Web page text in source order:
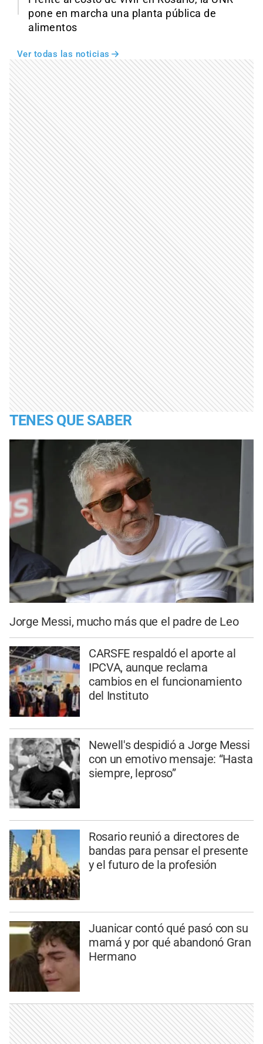
pone en marcha una planta pública de
alimentos
Ver todas las noticias
TENES QUE SABER
Jorge Messi, mucho más que el padre de Leo
CARSFE respaldó el aporte al
IPCVA, aunque reclama
cambios en el funcionamiento
del Instituto
Newell's despidió a Jorge Messi
con un emotivo mensaje: “Hasta
siempre, leproso”
Rosario reunió a directores de
bandas para pensar el presente
y el futuro de la profesión
Juanicar contó qué pasó con su
mamá y por qué abandonó Gran
Hermano